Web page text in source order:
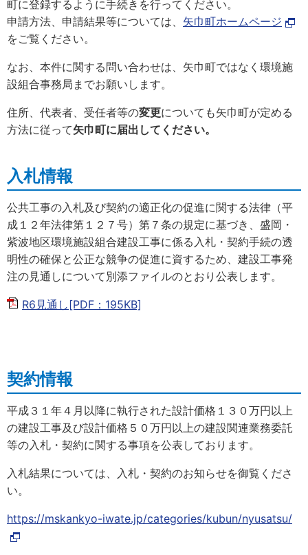
町に登録するように手続きを行ってください。
申請方法、申請結果等については、 矢巾町ホームページ
をご覧ください。
なお、本件に関する問い合わせは、矢巾町ではなく環境施
設組合事務局までお願いします。
住所、代表者、受任者等の変更についても矢巾町が定める
方法に従って矢巾町に届出してください。
入札情報
公共工事の入札及び契約の適正化の促進に関する法律（平
成１２年法律第１２７号）第７条の規定に基づき、盛岡・
紫波地区環境施設組合建設工事に係る入札・契約手続の透
明性の確保と公正な競争の促進に資するため、建設工事発
注の見通しについて別添ファイルのとおり公表します。
R6見通し[PDF：195KB]
契約情報
平成３１年４月以降に執行された設計価格１３０万円以上
の建設工事及び設計価格５０万円以上の建設関連業務委託
等の入札・契約に関する事項を公表しております。
入札結果については、入札・契約のお知らせを御覧くださ
い。
https://mskankyo-iwate.jp/categories/kubun/nyusatsu/